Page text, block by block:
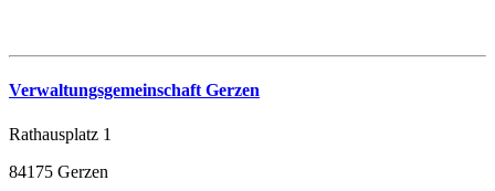
Verwaltungsgemeinschaft Gerzen
Rathausplatz 1
84175 Gerzen